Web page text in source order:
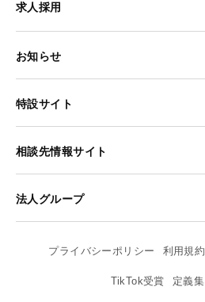
求人採用
お知らせ
特設サイト
相談先情報サイト
法人グループ
プライバシーポリシー 利用規約
TikTok受賞 定義集